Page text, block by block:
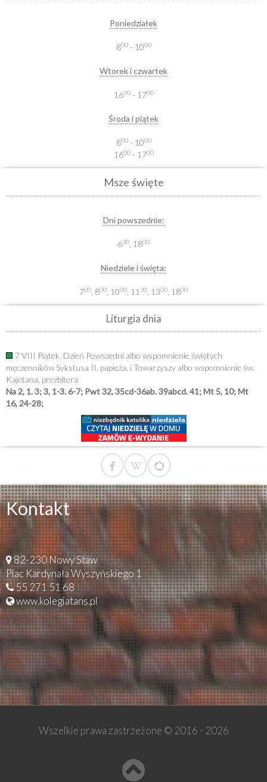
Poniedziałek
800- 1000
Wtorek i czwartek
1600- 1700
Środa i piątek
800- 1000
1600- 1700
Msze święte
Dni powszednie:
630 , 1800
Niedziele i święta:
700 , 800 , 1000 , 11 30 , 1300 , 1800
Liturgia dnia
7 VIII Piątek. Dzień Powszedni albo wspomnienie świętych
męczenników Sykstusa II, papieża, i Towarzyszy albo wspomnienie św.
Kajetana, prezbitera
Na 2, 1. 3; 3, 1-3. 6-7; Pwt 32, 35cd-36ab. 39abcd. 41; Mt 5, 10; Mt
16, 24-28;
Kontakt
82-230 Nowy Staw
Plac Kardynała Wyszyńskiego 1
55 271 51 68
www.kolegiatans.pl
Wszelkie prawa zastrzeżone © 2016 - 2026